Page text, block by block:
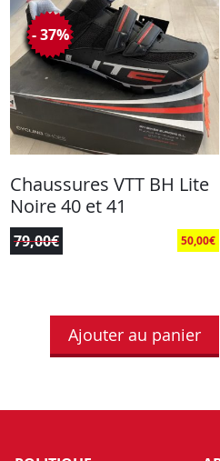
Chaussures VTT BH Lite
Noire 40 et 41
79,00€ 50,00€
- 37%
Ajouter au panier